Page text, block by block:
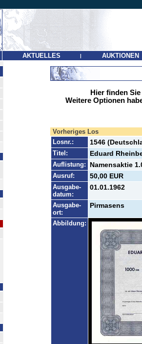
AKTUELLES | AUKTIONEN
Hier finden
Weitere Optionen
Vorheriges Los
Losnr.:
1546
Titel: Eduard
Auflistung: Namensaktie
Ausruf: 50,00 EUR
Ausgabe-
datum:
01.01.1962
Ausgabe-
ort:
Pirmasens
Abbildung: